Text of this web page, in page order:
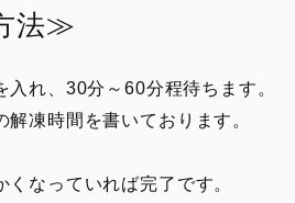
法≫
れ、30分～60分程待ちます。
時間を書いております。
なっていれば完了です。